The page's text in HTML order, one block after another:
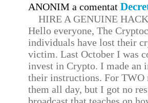
ANONIM a comentat
HIRE A GENUINE
Hello everyone, The
individuals have lost their
victim. Last October I was
invest in Crypto. I made
their instructions. For TWO
them all day, but I got no